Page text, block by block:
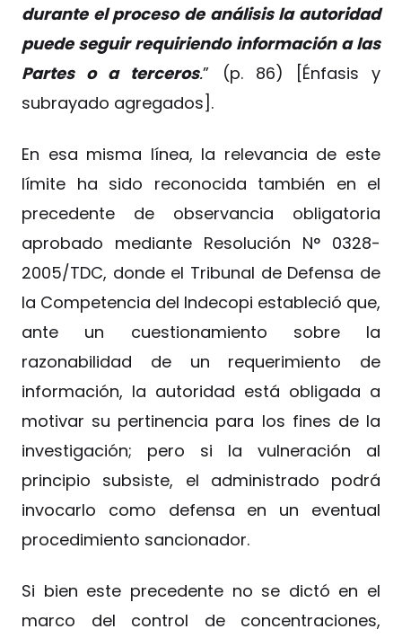
durante el proceso de análisis la autoridad
puede seguir requiriendo información a las
Partes o a terceros.” (p. 86) [Énfasis y
subrayado agregados].
En esa misma línea, la relevancia de este
límite ha sido reconocida también en el
precedente de observancia obligatoria
aprobado mediante Resolución N° 0328-
2005/TDC, donde el Tribunal de Defensa de
la Competencia del Indecopi estableció que,
ante un cuestionamiento sobre la
razonabilidad de un requerimiento de
información, la autoridad está obligada a
motivar su pertinencia para los fines de la
investigación; pero si la vulneración al
principio subsiste, el administrado podrá
invocarlo como defensa en un eventual
procedimiento sancionador.
Si bien este precedente no se dictó en el
marco del control de concentraciones,